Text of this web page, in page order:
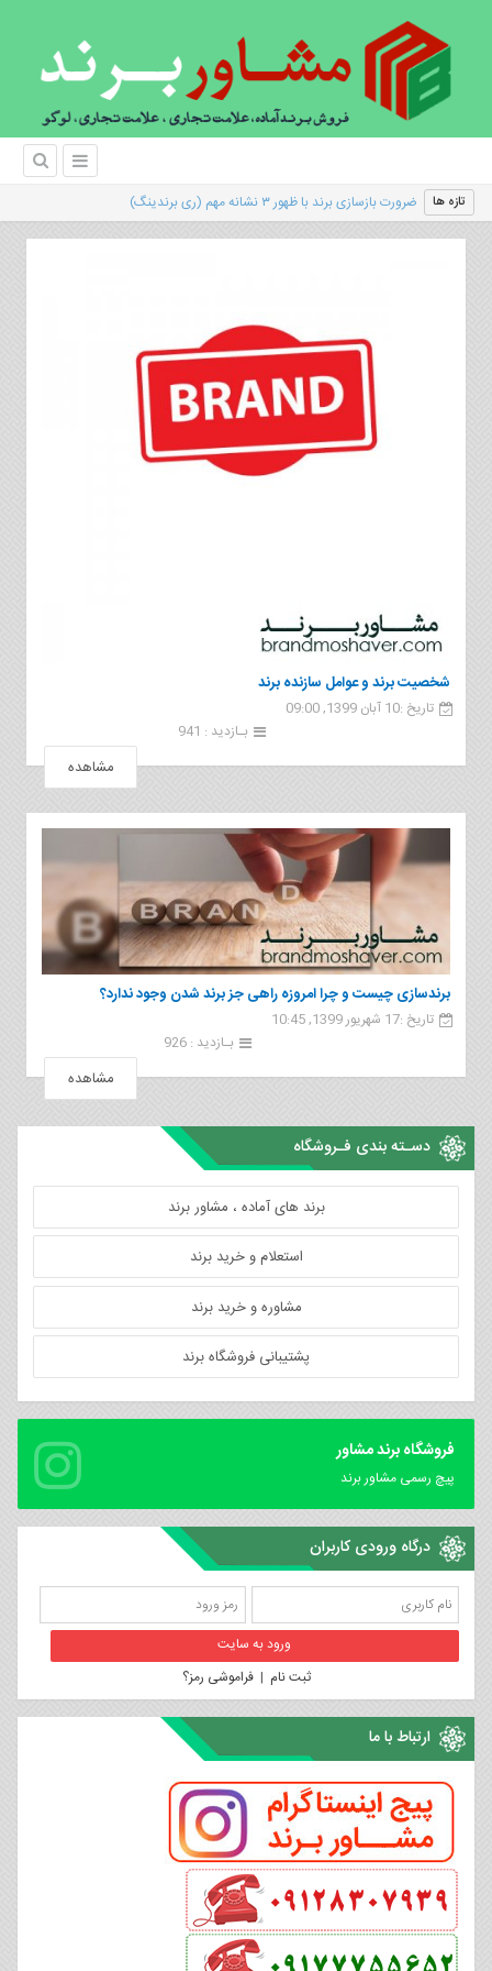
تازه ها |
شخصیت برند و عوامل سازنده برند
تاریخ :10 آبان 1399, 09:00
بـازدید : 941
مشاهده
برندسازی چیست و چرا امروزه راهی جز برند شدن وجود ندارد؟
تاریخ :17 شهریور 1399, 10:45
بـازدید : 926
مشاهده
دسـته بندی فـروشگاه
برند های آماده ، مشاور برند
استعلام و خرید برند
مشاوره و خرید برند
پشتیبانی فروشگاه برند
فروشگاه برند مشاور
پیچ رسمی مشاور برند
درگاه ورودی کاربران
ثبت نام |فراموشی رمز؟
ارتباط با ما